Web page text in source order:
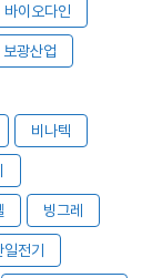
바이오다인
보광산업
비나텍
빙그레
일전기